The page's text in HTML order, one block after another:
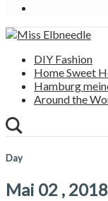
DIY Fashion
Home Sweet
Hamburg
Around the
Day
Mai 02 , 2018